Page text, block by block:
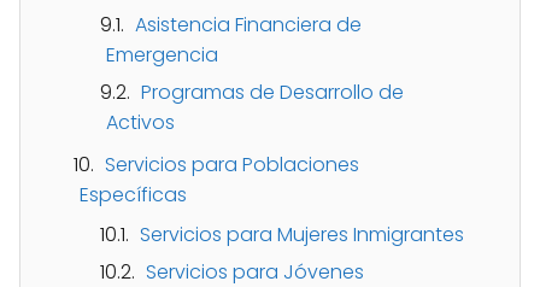
Asistencia Financiera de
Emergencia
Programas de Desarrollo de
Activos
Servicios para Poblaciones
Específicas
Servicios para Mujeres Inmigrantes
Servicios para Jóvenes